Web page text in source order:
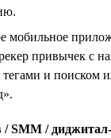
мобильное
привычек с
и поиском
/ SMM /